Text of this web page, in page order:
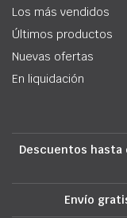
Los más vendidos
Últimos productos
Nuevas ofertas
En liquidación
Descuentos hasta
Envío